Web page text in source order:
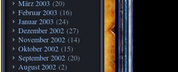
März 2003 (20)
Februar 2003 (16)
Januar 2003 (24)
Dezember 2002 (27)
November 2002 (14)
Oktober 2002 (15)
September 2002 (20)
August 2002 (2)